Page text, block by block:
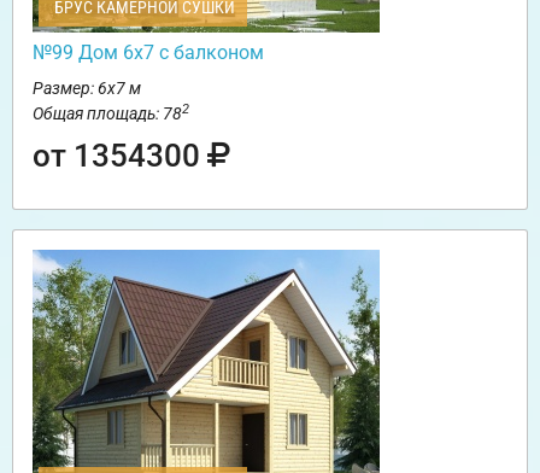
БРУС КАМЕРНОЙ СУШКИ
№99 Дом 6х7 с балконом
Размер: 6х7 м
Общая площадь: 782
от 1354300